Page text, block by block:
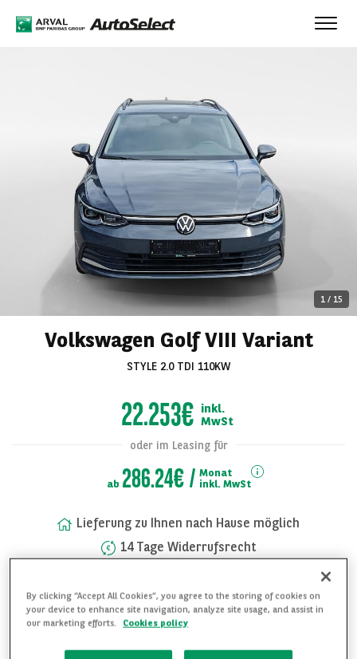
1 / 15
Alle Bilder
Volkswagen Golf VIII Variant
STYLE 2.0 TDI 110KW
22.253€ inkl.
MwSt
oder im Leasing für
ab 286.24€
Monat
inkl. MwSt
Lieferung zu Ihnen nach Hause möglich
14 Tage Widerrufsrecht
By clicking “Accept All Cookies”, you agree to the storing of cookies on
your device to enhance site navigation, analyze site usage, and assist in
our marketing efforts.
Cookies policy